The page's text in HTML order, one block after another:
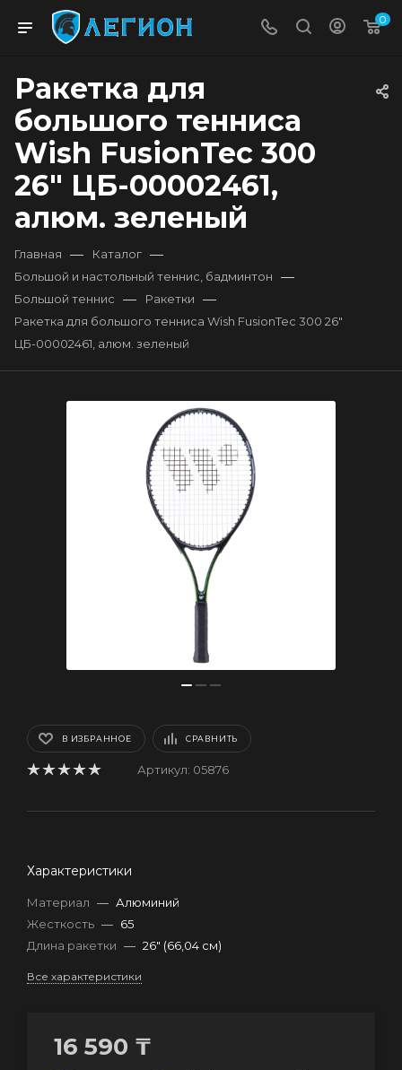
0
Ракетка для
большого тенниса
Wish FusionTec 300
26" ЦБ-00002461,
алюм. зеленый
Главная — Каталог —
Большой и настольный теннис, бадминтон —
Большой теннис — Ракетки —
Ракетка для большого тенниса Wish FusionTec 300 26"
ЦБ-00002461, алюм. зеленый
В ИЗБРАННОЕ СРАВНИТЬ
Артикул: 05876
Характеристики
Материал — Алюминий
Жесткость — 65
Длина ракетки — 26" (66,04 см)
Все характеристики
16 590 ₸